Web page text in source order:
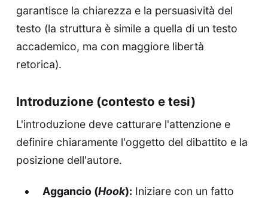
garantisce la chiarezza e la persuasività del
testo (la struttura è simile a quella di un testo
accademico, ma con maggiore libertà
retorica).
Introduzione (contesto e tesi)
L'introduzione deve catturare l'attenzione e
definire chiaramente l'oggetto del dibattito e la
posizione dell'autore.
Aggancio (Hook): Iniziare con un fatto